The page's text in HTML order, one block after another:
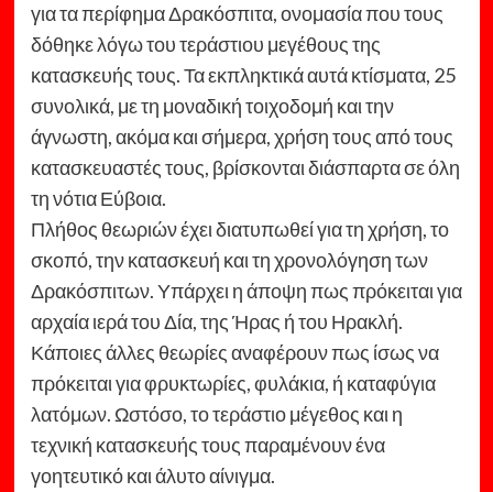
για τα περίφημα Δρακόσπιτα, ονομασία που τους
δόθηκε λόγω του τεράστιου μεγέθους της
κατασκευής τους. Τα εκπληκτικά αυτά κτίσματα, 25
συνολικά, με τη μοναδική τοιχοδομή και την
άγνωστη, ακόμα και σήμερα, χρήση τους από τους
κατασκευαστές τους, βρίσκονται διάσπαρτα σε όλη
τη νότια Εύβοια.
Πλήθος θεωριών έχει διατυπωθεί για τη χρήση, το
σκοπό, την κατασκευή και τη χρονολόγηση των
Δρακόσπιτων. Υπάρχει η άποψη πως πρόκειται για
αρχαία ιερά του Δία, της Ήρας ή του Ηρακλή.
Κάποιες άλλες θεωρίες αναφέρουν πως ίσως να
πρόκειται για φρυκτωρίες, φυλάκια, ή καταφύγια
λατόμων. Ωστόσο, το τεράστιο μέγεθος και η
τεχνική κατασκευής τους παραμένουν ένα
γοητευτικό και άλυτο αίνιγμα.